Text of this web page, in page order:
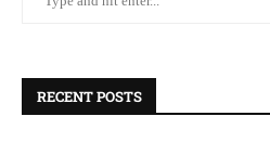
RECENT POSTS